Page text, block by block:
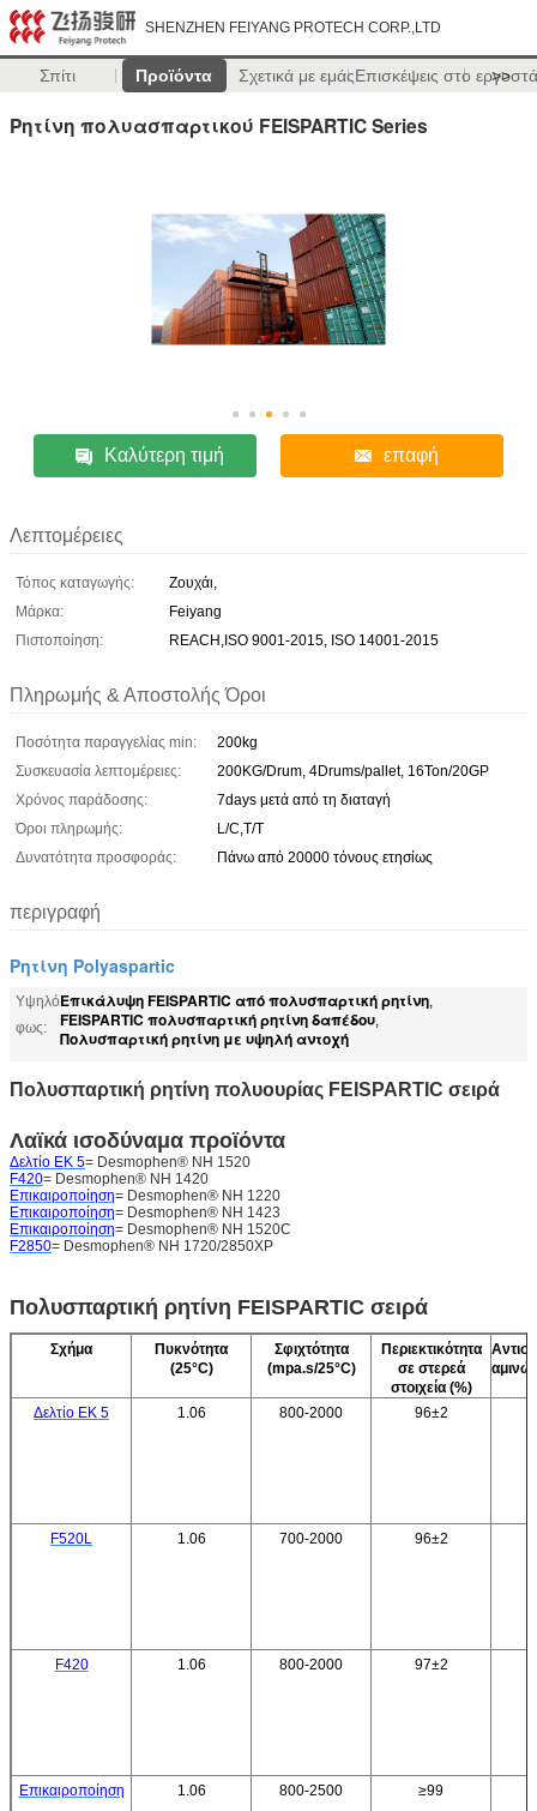
SHENZHEN FEIYANG PROTECH CORP.,LTD
Σπίτι Προϊόντα Σχετικά με εμάςΕπισκέψεις στο >>
Ρητίνη πολυασπαρτικού FEISPARTIC Series
Καλύτερη τιμή επαφή
Λεπτομέρειες
Τόπος καταγωγής:
Ζουχάι,
Μάρκα:
Feiyang
Πιστοποίηση:
REACH,ISO 9001-2015, ISO 14001-2015
Πληρωμής & Αποστολής Όροι
Ποσότητα παραγγελίας min:
200kg
Συσκευασία λεπτομέρειες:
200KG/Drum, 4Drums/pallet, 16Ton/20GP
Χρόνος παράδοσης:
7days μετά από τη διαταγή
Όροι πληρωμής:
L/C,T/T
Δυνατότητα προσφοράς:
Πάνω από 20000 τόνους ετησίως
περιγραφή
Ρητίνη Polyaspartic
Υψηλό
φως:
Επικάλυψη FEISPARTIC από πολυσπαρτική ρητίνη,
FEISPARTIC πολυσπαρτική ρητίνη δαπέδου,
Πολυσπαρτική ρητίνη με υψηλή αντοχή
Πολυσπαρτική ρητίνη πολυουρίας FEISPARTIC σειρά
Λαϊκά ισοδύναμα προϊόντα
Δελτίο ΕΚ 5= Desmophen® NH 1520
F420= Desmophen® NH 1420
Επικαιροποίηση= Desmophen® NH 1220
Επικαιροποίηση= Desmophen® NH 1423
Επικαιροποίηση= Desmophen® NH 1520C
F2850= Desmophen® NH 1720/2850XP
Πολυσπαρτική ρητίνη FEISPARTIC σειρά
Σχήμα
Πυκνότητα
(25°C)
Σφιχτότητα
(mpa.s/25°C)
Περιεκτικότητα
σε στερεά
στοιχεία (%)
Δελτίο ΕΚ 5 1.06 800-2000 96±2
F520L 1.06 700-2000 96±2
F420 1.06 800-2000 97±2
Επικαιροποίηση 1.06 800-2500 ≥99